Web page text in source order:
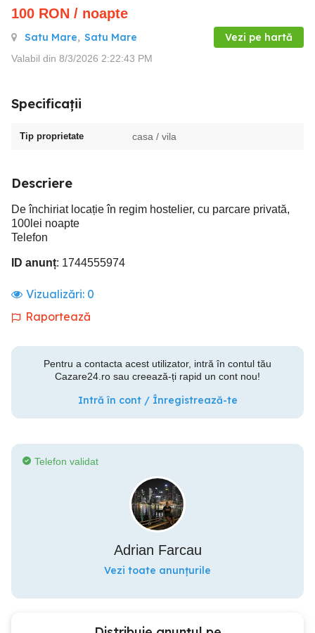
100 RON / noapte
Satu Mare, Satu Mare Vezi pe hartă
Valabil din 8/3/2026 2:22:43 PM
Specificații
Tip proprietate casa / vila
Descriere
De închiriat locație în regim hostelier, cu parcare privată,
100lei noapte
Telefon
ID anunț: 1744555974
Vizualizări: 0
Raportează
Pentru a contacta acest utilizator, intră în contul tău
Cazare24.ro sau creează-ți rapid un cont nou!
Intră în cont / Înregistrează-te
Telefon validat
Adrian Farcau
Vezi toate anunțurile